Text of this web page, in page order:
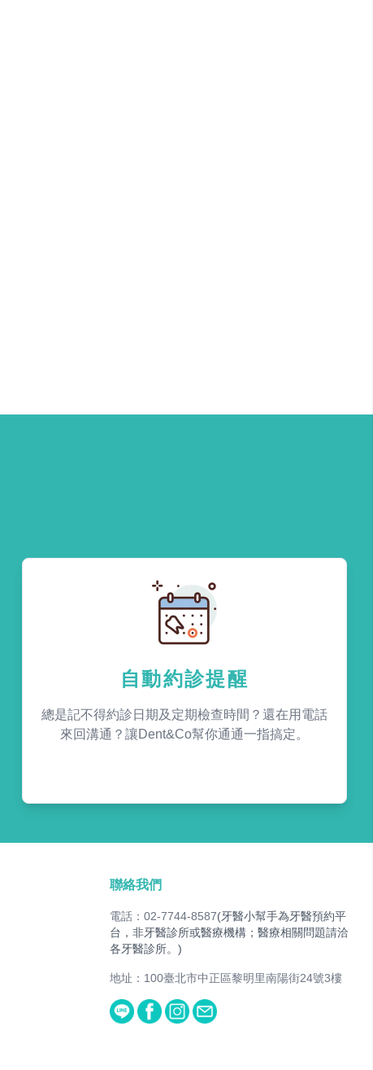
自動約診提醒
總是記不得約診日期及定期檢查時間？還在用電話
來回溝通？讓Dent&Co幫你通通一指搞定。
聯絡我們
電話：02-7744-8587(牙醫小幫手為牙醫預約平
台，非牙醫診所或醫療機構；醫療相關問題請洽
各牙醫診所。)
地址：100臺北市中正區黎明里南陽街24號3樓